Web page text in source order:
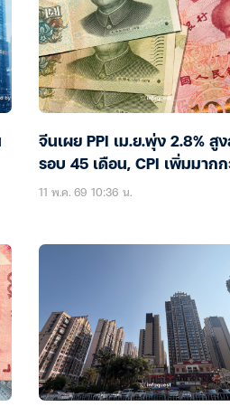
จีนเผย PPI เม.ย.พุ่ง 2.8% สูง
รอบ 45 เดือน, CPI เพิ่มมาก
11 พ.ค. 69 10:36 น.